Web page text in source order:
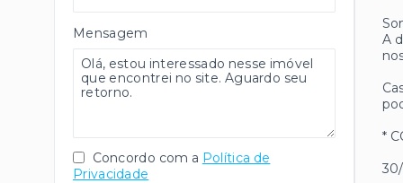
A
*
Mensagem
Concordo com a Política de
Privacidade